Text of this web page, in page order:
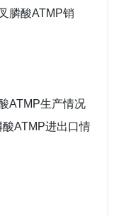
膦酸ATMP销
ATMP生产情况
ATMP进出口情